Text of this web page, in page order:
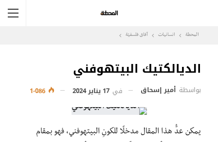
المحطة انسانيات آفاق فلسفيّة‎
الديالكتيك البيتهوفني
بواسطة أمير إسحاق في 17 يناير 2024
يمكن عدُّ هذا المقال مدخلًا للكونِ البيتهوفني، فهو بمقام